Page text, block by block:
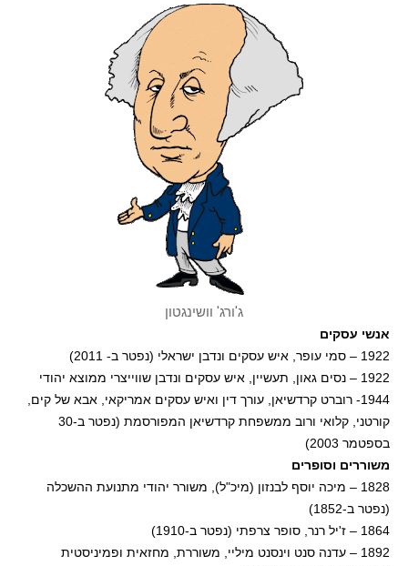
ג'ורג' וושינגטון
אנשי עסקים
1922 – סמי עופר, איש עסקים ונדבן ישראלי (נפטר ב- 2011)
1922 – נסים גאון, תעשיין, איש עסקים ונדבן שווייצרי ממוצא יהודי
1944- רוברט קרדשיאן, עורך דין ואיש עסקים אמריקאי, אבא של קים,
קורטני, קלואי ורוב ממשפחת קרדשיאן המפורסמת (נפטר ב-30
בספטמר 2003)
משוררים וסופרים
1828 – מיכה יוסף לבנזון (מיכ"ל), משורר יהודי מתנועת ההשכלה
(נפטר ב-1852)
1864 – ז'יל רנר, סופר צרפתי (נפטר ב-1910)
1892 – עדנה סנט וינסנט מיליי, משוררת, מחזאית ופמיניסטית